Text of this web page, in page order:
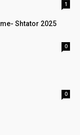
1
Shtator 2025
0
0